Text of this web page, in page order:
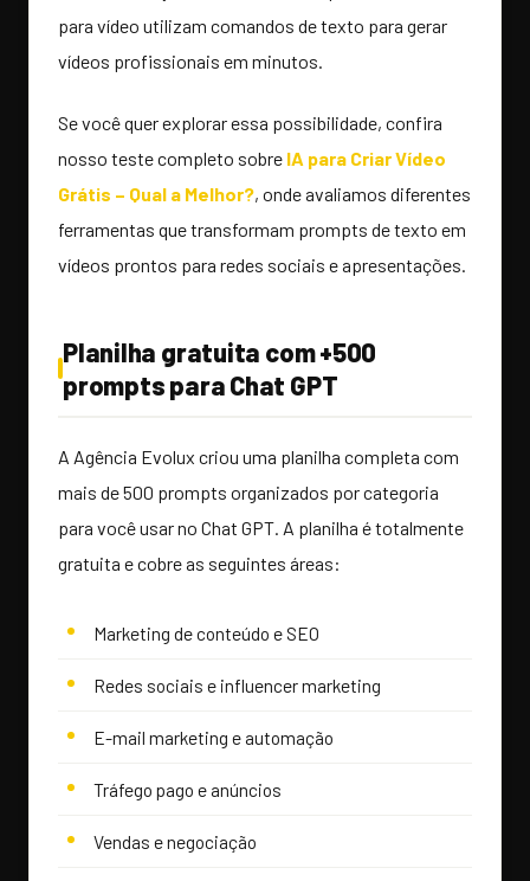
para vídeo utilizam comandos de texto para gerar
vídeos profissionais em minutos.
Se você quer explorar essa possibilidade, confira
nosso teste completo sobre IA para Criar Vídeo
Grátis – Qual a Melhor?, onde avaliamos diferentes
ferramentas que transformam prompts de texto em
vídeos prontos para redes sociais e apresentações.
Planilha gratuita com +500
prompts para Chat GPT
A Agência Evolux criou uma planilha completa com
mais de 500 prompts organizados por categoria
para você usar no Chat GPT. A planilha é totalmente
gratuita e cobre as seguintes áreas:
Marketing de conteúdo e SEO
Redes sociais e influencer marketing
E-mail marketing e automação
Tráfego pago e anúncios
Vendas e negociação